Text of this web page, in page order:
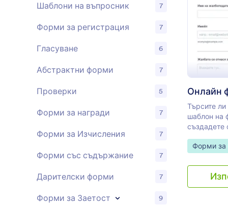
Онлайн
Търсите
шаблон на
създадете
проста,
форма за
форма за
Go to
Форми за
Шаблони на въпросник 7
Форми за регистрация 7
Гласуване 6
Абстрактни форми 7
Проверки 5
Форми за награди 7
Форми за Изчисления 7
Форми със съдържание 7
Дарителски форми 7
Форми за Заетост 9